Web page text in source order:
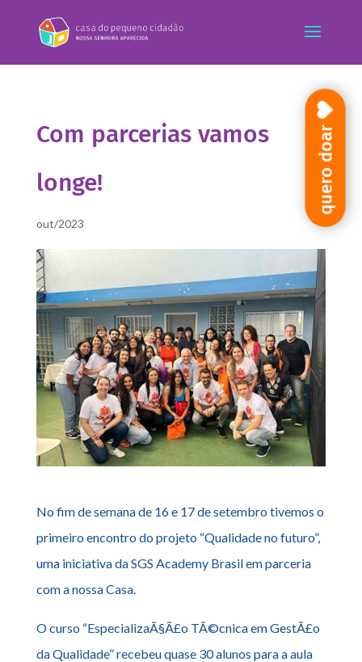
Com parcerias vamos
longe!
out/2023
No fim de semana de 16 e 17 de setembro tivemos o
primeiro encontro do projeto “Qualidade no futuro”,
uma iniciativa da SGS Academy Brasil em parceria
com a nossa Casa.
O curso “EspecializaÃ§Ã£o TÃ©cnica em GestÃ£o
da Qualidade” recebeu quase 30 alunos para a aula
quero doar